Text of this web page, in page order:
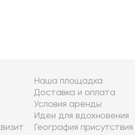
Наша площадка
Доставка и оплата
Условия аренды
Идеи для вдохновения
География присутствия